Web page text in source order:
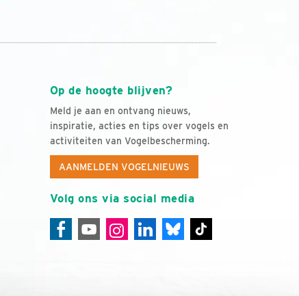
Op de hoogte blijven?
Meld je aan en ontvang nieuws,
inspiratie, acties en tips over vogels en
activiteiten van Vogelbescherming.
AANMELDEN VOGELNIEUWS
Volg ons via social media